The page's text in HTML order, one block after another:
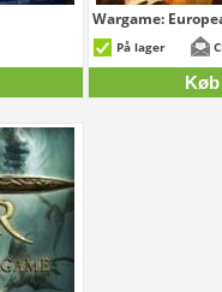
Wargame:
På lager